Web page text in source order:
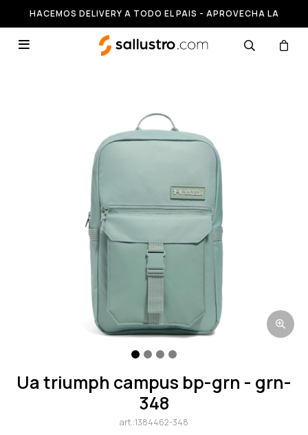
HACEMOS DELIVERY A TODO EL PAIS - APROVECHA LA
RUNNING HASTA 50% OFF

ua triumph campus bp-grn - grn-
348
1384462-348